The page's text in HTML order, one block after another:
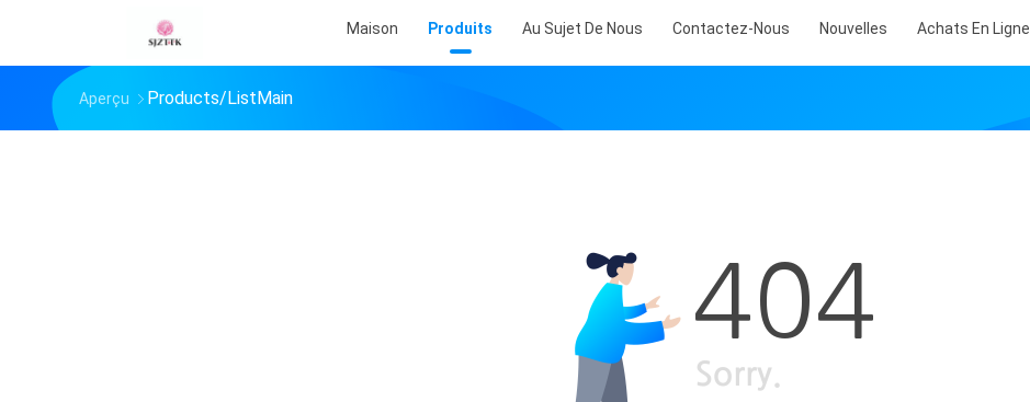
Maison Produits Au Sujet De Nous Contactez-Nous Nouvelles Achats En Ligne
Aperçu Products/ListMain